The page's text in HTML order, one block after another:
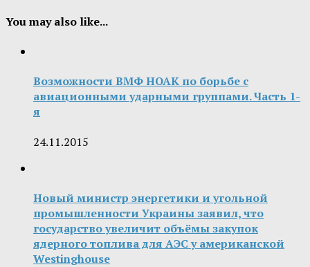
You may also like...
Возможности ВМФ НОАК по борьбе с
авиационными ударными группами. Часть 1-
я
24.11.2015
Новый министр энергетики и угольной
промышленности Украины заявил, что
государство увеличит объёмы закупок
ядерного топлива для АЭС у американской
Westinghouse